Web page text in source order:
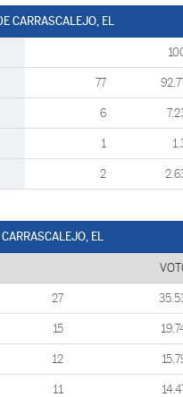
CARRASCALEJO, EL
77
6
1
2
EL
27
15
12
11